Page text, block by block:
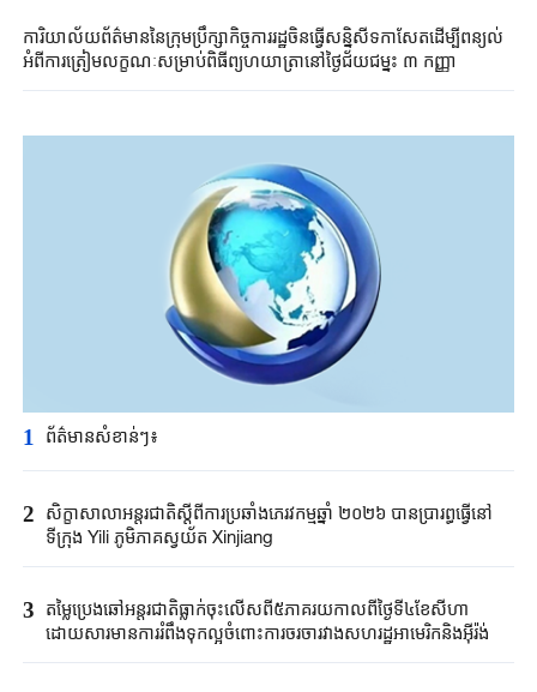
ការិយាល័យព័ត៌មាននៃក្រុមប្រឹក្សាកិច្ចការរដ្ឋចិនធ្វើសន្និសីទកាសែតដើម្បីពន្យល់
អំពីការត្រៀមលក្ខណៈសម្រាប់ពិធីព្យុហយាត្រានៅថ្ងៃជ័យជម្នះ ៣ កញ្ញា
1 ព័ត៌មានសំខាន់ៗ៖
2
សិក្ខាសាលា​អន្តរជាតិ​ស្តីពី​ការប្រឆាំង​ភេរវកម្ម​ឆ្នាំ ២០២៦ ​បានប្រារព្ធធ្វើ​នៅ
ទីក្រុង ​Yili ​ភូមិភាគ​ស្វយ័ត ​Xinjiang ​
3
តម្លៃប្រេងឆៅ​អន្តរជាតិ​ធ្លាក់ចុះលើសពី​៥ភាគរយ​កាលពី​ថ្ងៃទី៤ខែ​សីហា​
ដោយសារ​មានការរំពឹងទុក​ល្អ​ចំពោះ​ការចរចា​រវាង​សហរដ្ឋអាមេរិក​និងអ៊ីរ៉ង់​